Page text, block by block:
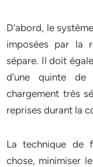
D’abord, le
imposées par la
sépare. Il doit
d’une quinte
chargement très
reprises durant la
La technique de
chose, minimiser